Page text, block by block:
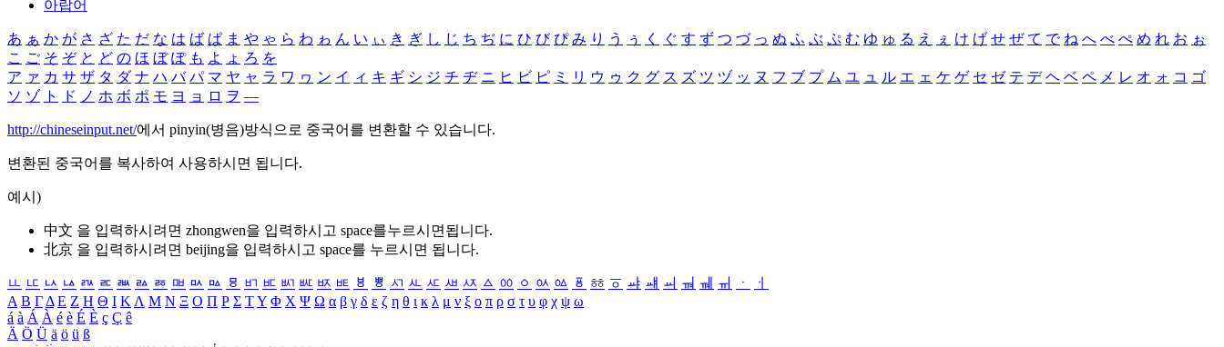
아랍어
あ ぁ か が さ ざ た だ な は ば ぱ ま や ゃ ら わ ゎ ん い ぃ き ぎ し じ ち ぢ に ひ び ぴ み り う ぅ く ぐ す ず つ づ っ ぬ ふ ぶ ぷ む ゆ ゅ る え ぇ け げ せ ぜ て で ね へ べ ぺ め れ お ぉ
こ ご そ ぞ と ど の ほ ぼ ぽ も よ ょ ろ を
ア ァ カ サ ザ タ ダ ナ ハ バ パ マ ヤ ャ ラ ワ ヮ ン イ ィ キ ギ シ ジ チ ヂ ニ ヒ ビ ピ ミ リ ウ ゥ ク グ ス ズ ツ ヅ ッ ヌ フ ブ プ ム ユ ュ ル エ ェ ケ ゲ セ ゼ テ デ ヘ ベ ペ メ レ オ ォ コ ゴ
ソ ゾ ト ド ノ ホ ボ ポ モ ヨ ョ ロ ヲ ―
http://chineseinput.net/에서 pinyin(병음)방식으로 중국어를 변환할 수 있습니다.
변환된 중국어를 복사하여 사용하시면 됩니다.
예시)
中文 을 입력하시려면 zhongwen을 입력하시고 space를누르시면됩니다.
北京 을 입력하시려면 beijing을 입력하시고 space를 누르시면 됩니다.
ㅥ ㅦ ㅧ ㅨ ㅩ ㅪ ㅫ ㅬ ㅭ ㅮ ㅯ ㅰ ㅱ ㅲ ㅳ ㅴ ㅵ ㅶ ㅷ ㅸ ㅹ ㅺ ㅻ ㅼ ㅽ ㅾ ㅿ ㆀ ㆁ ㆂ ㆃ ㆄ ㆅ ㆆ ㆇ ㆈ ㆉ ㆊ ㆋ ㆌ ㆍ
ㆎ
Α Β ΓΔ Ε Ζ Η Θ Ι ΚΛ Μ Ν Ξ Ο Π Ρ Σ ΤΥ Φ Χ Ψ Ω α β γ δ ε ζ η θ ι κ λ μ ν ξ ο π ρ σ τ υ φ χ ψ ω
á à Á À é è É È ç Ç ê
Ä Ö Ü ä ö ü ß